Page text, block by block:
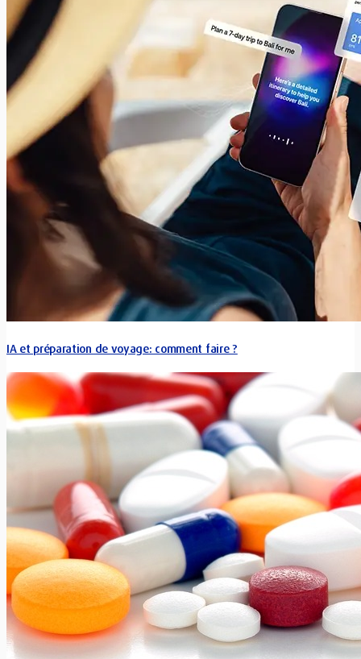
IA et préparation de voyage: comment faire ?